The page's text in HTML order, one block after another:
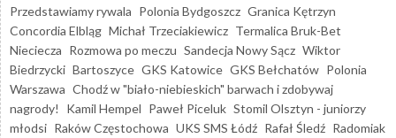
Przedstawiamy rywala Polonia Bydgoszcz Granica Kętrzyn
Concordia Elbląg Michał Trzeciakiewicz Termalica Bruk-Bet
Nieciecza Rozmowa po meczu Sandecja Nowy Sącz Wiktor
Biedrzycki Bartoszyce GKS Katowice GKS Bełchatów Polonia
Warszawa Chodź w "biało-niebieskich" barwach i zdobywaj
nagrody!
Kamil Hempel Paweł Piceluk Stomil Olsztyn - juniorzy
młodsi Raków Częstochowa UKS SMS Łódź Rafał Śledź Radomiak